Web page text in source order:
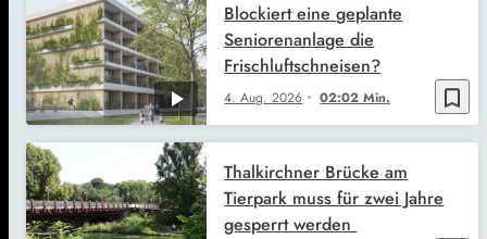
bookmark_border
4. Aug. 2026 02:02 Min.
Blockiert eine geplante
Seniorenanlage die
Frischluftschneisen?
Thalkirchner Brücke am
Tierpark muss für zwei Jahre
gesperrt werden